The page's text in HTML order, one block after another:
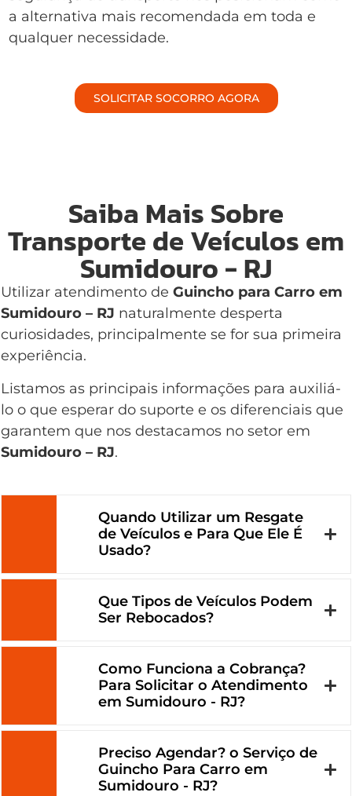
a alternativa mais recomendada em toda e
qualquer necessidade.
SOLICITAR SOCORRO AGORA
Saiba Mais Sobre
Transporte de Veículos em
Sumidouro - RJ
Utilizar atendimento de Guincho para Carro em
Sumidouro – RJ naturalmente desperta
curiosidades, principalmente se for sua primeira
experiência.
Listamos as principais informações para auxiliá-
lo o que esperar do suporte e os diferenciais que
garantem que nos destacamos no setor em
Sumidouro – RJ.
Quando Utilizar um Resgate
de Veículos e Para Que Ele É
Usado?
Que Tipos de Veículos Podem
Ser Rebocados?
Como Funciona a Cobrança?
Para Solicitar o Atendimento
em Sumidouro - RJ?
Preciso Agendar? o Serviço de
Guincho Para Carro em
Sumidouro - RJ?